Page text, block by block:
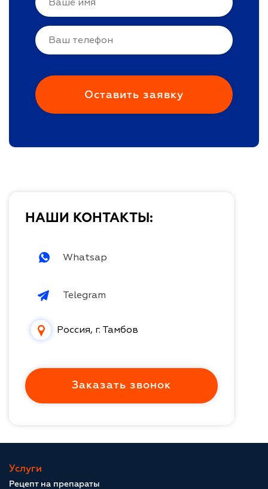
НАШИ КОНТАКТЫ:
Whatsap
Telegram
Россия, г. Тамбов
Заказать звонок
Услуги
Рецепт на препараты